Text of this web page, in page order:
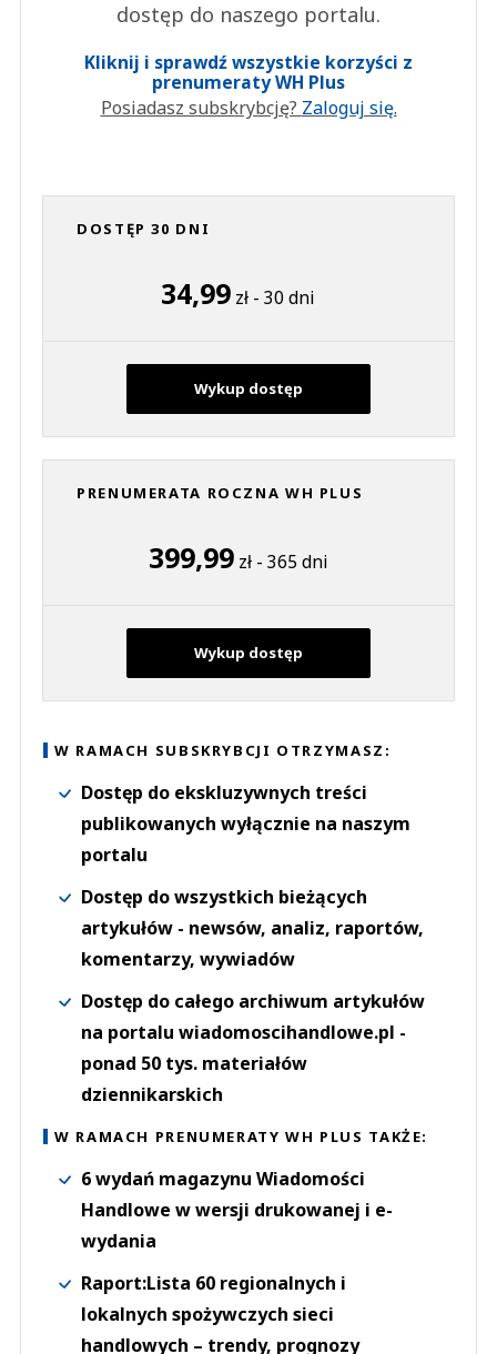
dostęp do naszego portalu.
Kliknij i sprawdź wszystkie korzyści z
prenumeraty WH Plus
Posiadasz subskrybcję? Zaloguj się.
DOSTĘP 30 DNI
34,99 zł - 30 dni
Wykup dostęp
PRENUMERATA ROCZNA WH PLUS
399,99zł - 365 dni
Wykup dostęp
W RAMACH SUBSKRYBCJI OTRZYMASZ:
Dostęp do ekskluzywnych treści
publikowanych wyłącznie na naszym
portalu
Dostęp do wszystkich bieżących
artykułów - newsów, analiz, raportów,
komentarzy, wywiadów
Dostęp do całego archiwum artykułów
na portalu wiadomoscihandlowe.pl -
ponad 50 tys. materiałów
dziennikarskich
W RAMACH PRENUMERATY WH PLUS TAKŻE:
6 wydań magazynu Wiadomości
Handlowe w wersji drukowanej i e-
wydania
Raport:Lista 60 regionalnych i
lokalnych spożywczych sieci
handlowych – trendy, prognozy